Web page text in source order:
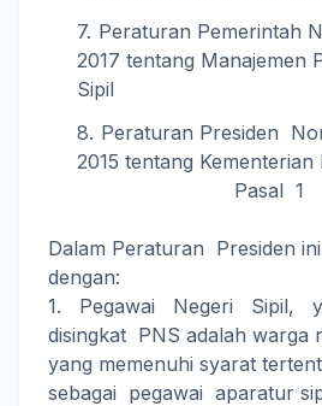
Peraturan Pemerintah
2017 tentang Manajemen
Sipil
Peraturan Presiden
2015 tentang
Pasal 1
Dalam Peraturan Presiden
dengan:
1. Pegawai Negeri Sipil,
disingkat PNS adalah warga
yang memenuhi syarat
sebagai pegawai aparatur